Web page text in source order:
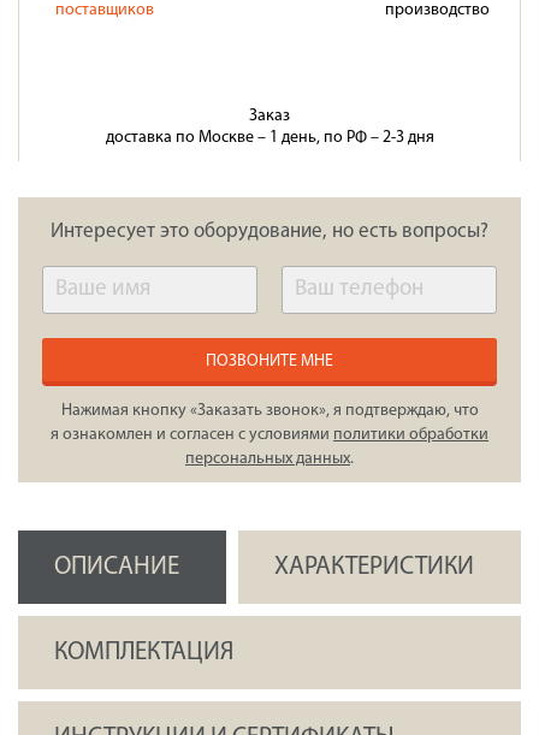
поставщиков
производство
Заказ
доставка по Москве – 1 день, по РФ – 2-3 дня
Интересует это оборудование, но есть вопросы?
ПОЗВОНИТЕ МНЕ
Нажимая кнопку «Заказать звонок», я подтверждаю, что
я ознакомлен и согласен с условиями политики обработки
персональных данных.
ОПИСАНИЕ ХАРАКТЕРИСТИКИ
КОМПЛЕКТАЦИЯ